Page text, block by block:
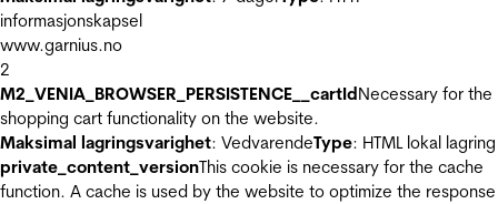
informasjonskapsel
www.garnius.no
2
M2_VENIA_BROWSER_PERSISTENCE__cartIdNecessary for the
shopping cart functionality on the website.
Maksimal lagringsvarighet: VedvarendeType: HTML lokal lagring
private_content_versionThis cookie is necessary for the cache
function. A cache is used by the website to optimize the response